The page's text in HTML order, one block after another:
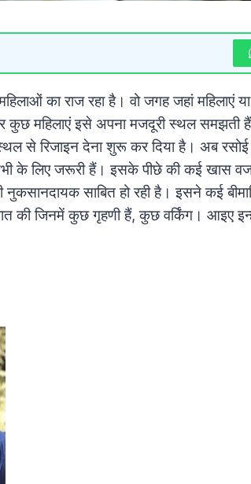
का राज रहा है। वो जगह जहां महिलाएं
फिर कुछ महिलाएं इसे अपना मजदूरी स्थल
से रिजाइन देना शुरू कर दिया है। अब रसोई
के लिए जरूरी हैं। इसके पीछे की कई खास
साबित हो रही है। इसने कई
की जिनमें कुछ गृहणी हैं, कुछ वर्किंग। आइए